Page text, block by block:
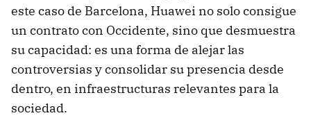
este caso de Barcelona, Huawei no solo consigue
un contrato con Occidente, sino que desmuestra
su capacidad: es una forma de alejar las
controversias y consolidar su presencia desde
dentro, en infraestructuras relevantes para la
sociedad.